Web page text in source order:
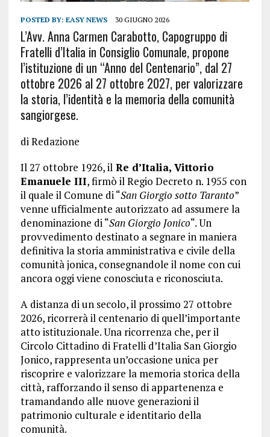
POSTED BY: EASY NEWS 30 GIUGNO 2026
L’Avv. Anna Carmen Carabotto, Capogruppo di
Fratelli d’Italia in Consiglio Comunale, propone
l’istituzione di un “Anno del Centenario”, dal 27
ottobre 2026 al 27 ottobre 2027, per valorizzare
la storia, l’identità e la memoria della comunità
sangiorgese.
di Redazione
Il 27 ottobre 1926, ilRe d’Italia, Vittorio
Emanuele III, firmò il Regio Decreto n. 1955 con
il quale il Comune di “San Giorgio sotto Taranto”
venne ufficialmente autorizzato ad assumere la
denominazione di “San Giorgio Jonico“. Un
provvedimento destinato a segnare in maniera
definitiva la storia amministrativa e civile della
comunità jonica, consegnandole il nome con cui
ancora oggi viene conosciuta e riconosciuta.
A distanza di un secolo, il prossimo 27 ottobre
2026, ricorrerà il centenario di quell’importante
atto istituzionale. Una ricorrenza che, per il
Circolo Cittadino di Fratelli d’Italia San Giorgio
Jonico, rappresenta un’occasione unica per
riscoprire e valorizzare la memoria storica della
città, rafforzando il senso di appartenenza e
tramandando alle nuove generazioni il
patrimonio culturale e identitario della
comunità.